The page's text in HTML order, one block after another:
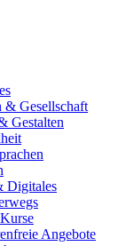
& Gesellschaft
Gestalten
Digitales
Angebote